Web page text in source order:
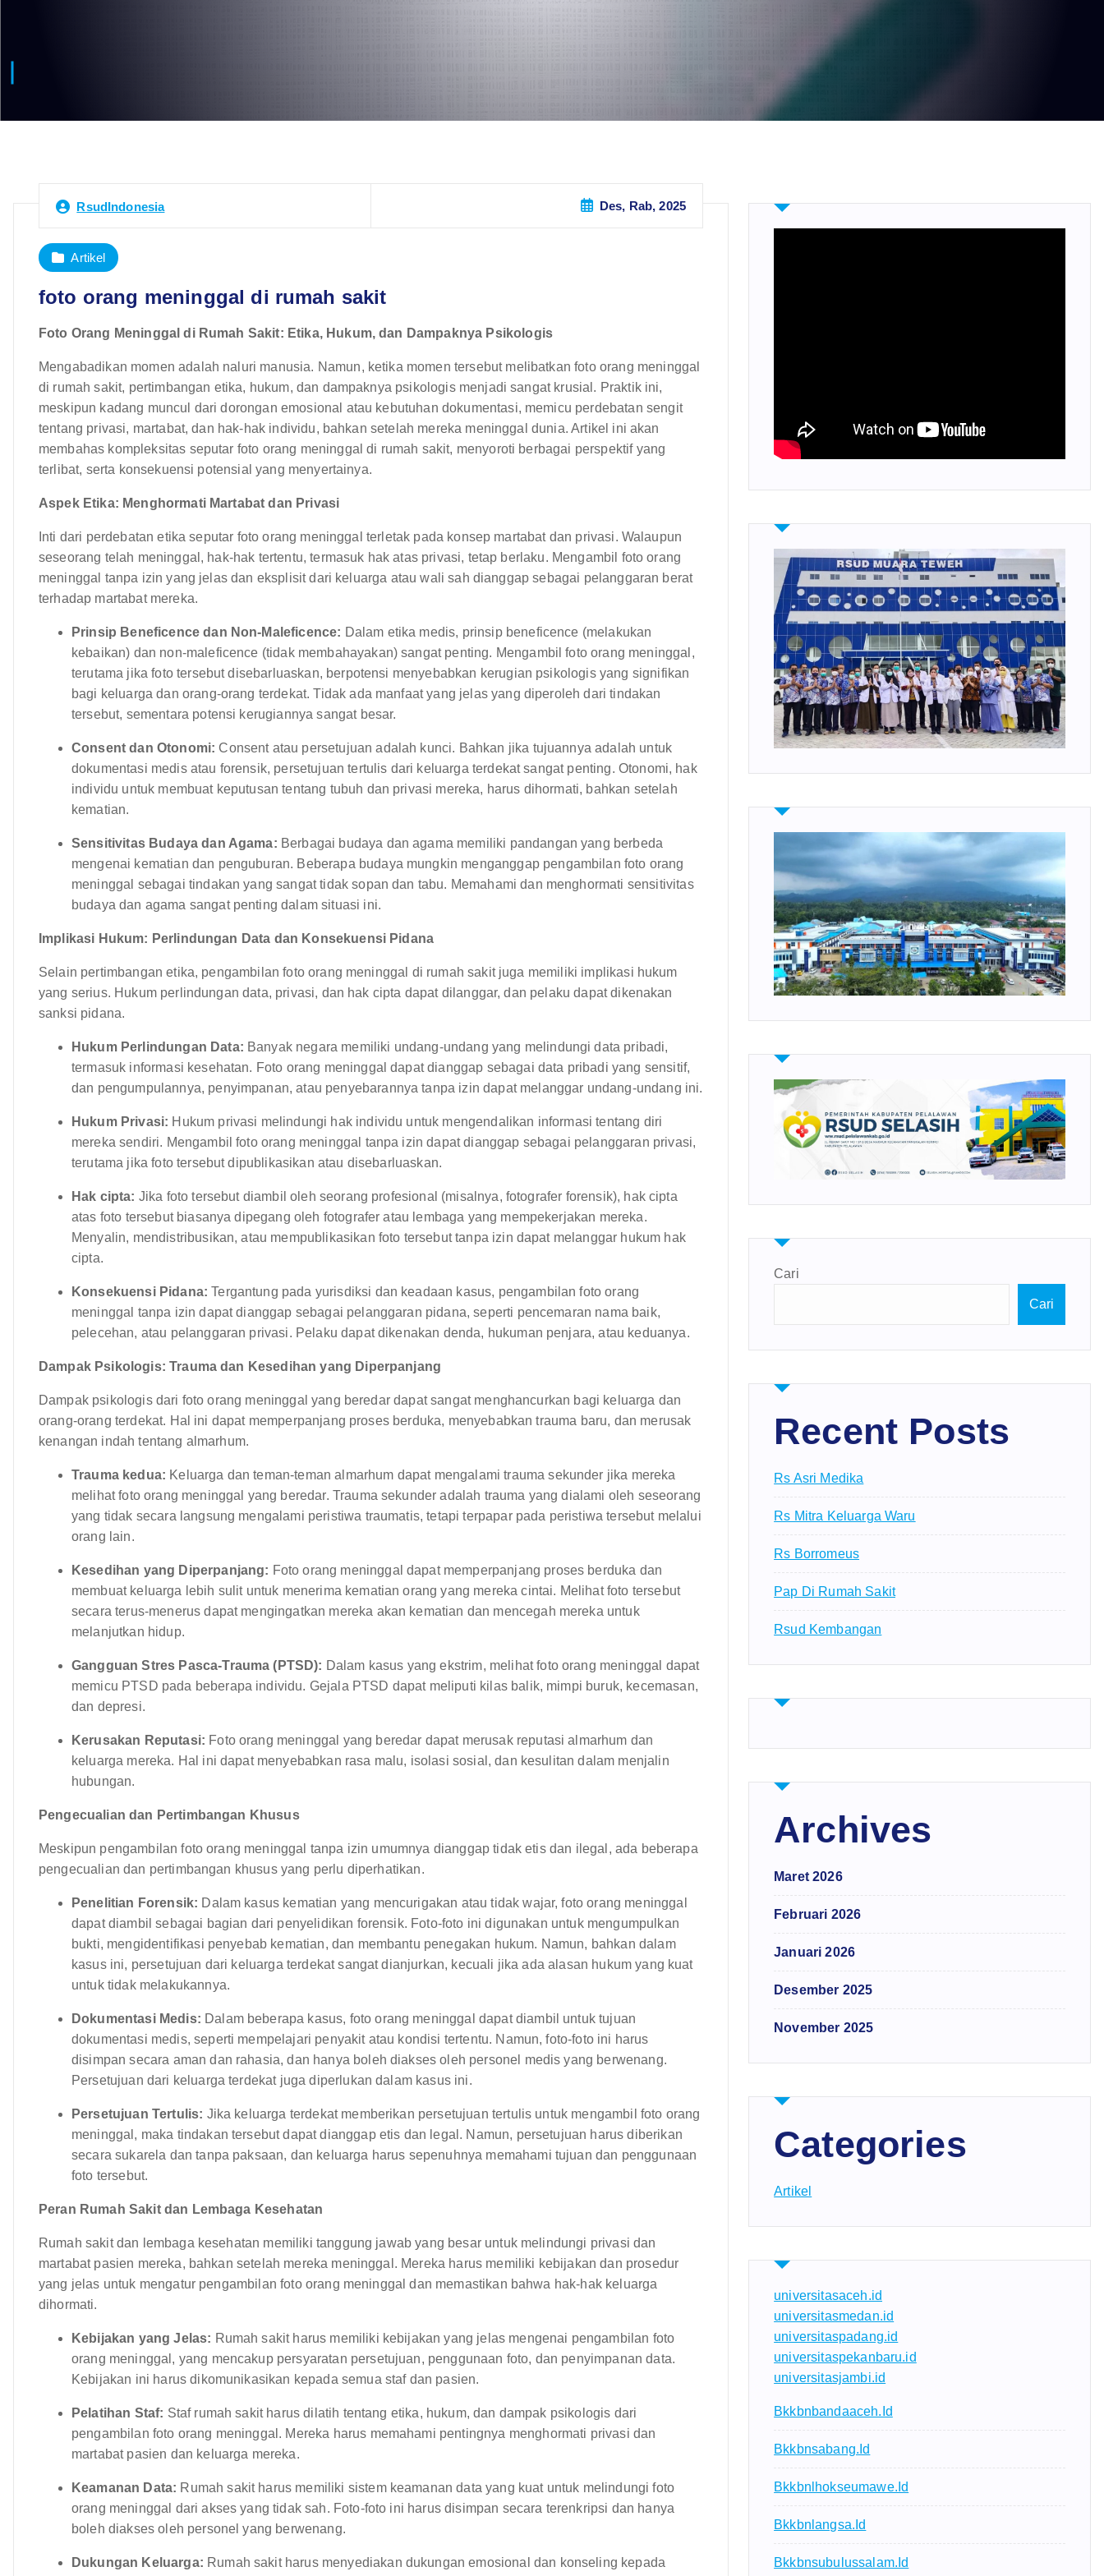
RsudIndonesia Des, Rab, 2025
Artikel
foto orang meninggal di rumah sakit
Foto Orang Meninggal di Rumah Sakit: Etika, Hukum, dan Dampaknya Psikologis
Mengabadikan momen adalah naluri manusia. Namun, ketika momen tersebut melibatkan foto orang meninggal
di rumah sakit, pertimbangan etika, hukum, dan dampaknya psikologis menjadi sangat krusial. Praktik ini,
meskipun kadang muncul dari dorongan emosional atau kebutuhan dokumentasi, memicu perdebatan sengit
tentang privasi, martabat, dan hak-hak individu, bahkan setelah mereka meninggal dunia. Artikel ini akan
membahas kompleksitas seputar foto orang meninggal di rumah sakit, menyoroti berbagai perspektif yang
terlibat, serta konsekuensi potensial yang menyertainya.
Aspek Etika: Menghormati Martabat dan Privasi
Inti dari perdebatan etika seputar foto orang meninggal terletak pada konsep martabat dan privasi. Walaupun
seseorang telah meninggal, hak-hak tertentu, termasuk hak atas privasi, tetap berlaku. Mengambil foto orang
meninggal tanpa izin yang jelas dan eksplisit dari keluarga atau wali sah dianggap sebagai pelanggaran berat
terhadap martabat mereka.
Prinsip Beneficence dan Non-Maleficence: Dalam etika medis, prinsip beneficence (melakukan
kebaikan) dan non-maleficence (tidak membahayakan) sangat penting. Mengambil foto orang meninggal,
terutama jika foto tersebut disebarluaskan, berpotensi menyebabkan kerugian psikologis yang signifikan
bagi keluarga dan orang-orang terdekat. Tidak ada manfaat yang jelas yang diperoleh dari tindakan
tersebut, sementara potensi kerugiannya sangat besar.
Consent dan Otonomi: Consent atau persetujuan adalah kunci. Bahkan jika tujuannya adalah untuk
dokumentasi medis atau forensik, persetujuan tertulis dari keluarga terdekat sangat penting. Otonomi, hak
individu untuk membuat keputusan tentang tubuh dan privasi mereka, harus dihormati, bahkan setelah
kematian.
Sensitivitas Budaya dan Agama: Berbagai budaya dan agama memiliki pandangan yang berbeda
mengenai kematian dan penguburan. Beberapa budaya mungkin menganggap pengambilan foto orang
meninggal sebagai tindakan yang sangat tidak sopan dan tabu. Memahami dan menghormati sensitivitas
budaya dan agama sangat penting dalam situasi ini.
Implikasi Hukum: Perlindungan Data dan Konsekuensi Pidana
Selain pertimbangan etika, pengambilan foto orang meninggal di rumah sakit juga memiliki implikasi hukum
yang serius. Hukum perlindungan data, privasi, dan hak cipta dapat dilanggar, dan pelaku dapat dikenakan
sanksi pidana.
Hukum Perlindungan Data: Banyak negara memiliki undang-undang yang melindungi data pribadi,
termasuk informasi kesehatan. Foto orang meninggal dapat dianggap sebagai data pribadi yang sensitif,
dan pengumpulannya, penyimpanan, atau penyebarannya tanpa izin dapat melanggar undang-undang ini.
Hukum Privasi: Hukum privasi melindungi hak individu untuk mengendalikan informasi tentang diri
mereka sendiri. Mengambil foto orang meninggal tanpa izin dapat dianggap sebagai pelanggaran privasi,
terutama jika foto tersebut dipublikasikan atau disebarluaskan.
Hak cipta: Jika foto tersebut diambil oleh seorang profesional (misalnya, fotografer forensik), hak cipta
atas foto tersebut biasanya dipegang oleh fotografer atau lembaga yang mempekerjakan mereka.
Menyalin, mendistribusikan, atau mempublikasikan foto tersebut tanpa izin dapat melanggar hukum hak
cipta.
Konsekuensi Pidana: Tergantung pada yurisdiksi dan keadaan kasus, pengambilan foto orang
meninggal tanpa izin dapat dianggap sebagai pelanggaran pidana, seperti pencemaran nama baik,
pelecehan, atau pelanggaran privasi. Pelaku dapat dikenakan denda, hukuman penjara, atau keduanya.
Dampak Psikologis: Trauma dan Kesedihan yang Diperpanjang
Dampak psikologis dari foto orang meninggal yang beredar dapat sangat menghancurkan bagi keluarga dan
orang-orang terdekat. Hal ini dapat memperpanjang proses berduka, menyebabkan trauma baru, dan merusak
kenangan indah tentang almarhum.
Trauma kedua: Keluarga dan teman-teman almarhum dapat mengalami trauma sekunder jika mereka
melihat foto orang meninggal yang beredar. Trauma sekunder adalah trauma yang dialami oleh seseorang
yang tidak secara langsung mengalami peristiwa traumatis, tetapi terpapar pada peristiwa tersebut melalui
orang lain.
Kesedihan yang Diperpanjang: Foto orang meninggal dapat memperpanjang proses berduka dan
membuat keluarga lebih sulit untuk menerima kematian orang yang mereka cintai. Melihat foto tersebut
secara terus-menerus dapat mengingatkan mereka akan kematian dan mencegah mereka untuk
melanjutkan hidup.
Gangguan Stres Pasca-Trauma (PTSD): Dalam kasus yang ekstrim, melihat foto orang meninggal dapat
memicu PTSD pada beberapa individu. Gejala PTSD dapat meliputi kilas balik, mimpi buruk, kecemasan,
dan depresi.
Kerusakan Reputasi: Foto orang meninggal yang beredar dapat merusak reputasi almarhum dan
keluarga mereka. Hal ini dapat menyebabkan rasa malu, isolasi sosial, dan kesulitan dalam menjalin
hubungan.
Pengecualian dan Pertimbangan Khusus
Meskipun pengambilan foto orang meninggal tanpa izin umumnya dianggap tidak etis dan ilegal, ada beberapa
pengecualian dan pertimbangan khusus yang perlu diperhatikan.
Penelitian Forensik: Dalam kasus kematian yang mencurigakan atau tidak wajar, foto orang meninggal
dapat diambil sebagai bagian dari penyelidikan forensik. Foto-foto ini digunakan untuk mengumpulkan
bukti, mengidentifikasi penyebab kematian, dan membantu penegakan hukum. Namun, bahkan dalam
kasus ini, persetujuan dari keluarga terdekat sangat dianjurkan, kecuali jika ada alasan hukum yang kuat
untuk tidak melakukannya.
Dokumentasi Medis: Dalam beberapa kasus, foto orang meninggal dapat diambil untuk tujuan
dokumentasi medis, seperti mempelajari penyakit atau kondisi tertentu. Namun, foto-foto ini harus
disimpan secara aman dan rahasia, dan hanya boleh diakses oleh personel medis yang berwenang.
Persetujuan dari keluarga terdekat juga diperlukan dalam kasus ini.
Persetujuan Tertulis: Jika keluarga terdekat memberikan persetujuan tertulis untuk mengambil foto orang
meninggal, maka tindakan tersebut dapat dianggap etis dan legal. Namun, persetujuan harus diberikan
secara sukarela dan tanpa paksaan, dan keluarga harus sepenuhnya memahami tujuan dan penggunaan
foto tersebut.
Peran Rumah Sakit dan Lembaga Kesehatan
Rumah sakit dan lembaga kesehatan memiliki tanggung jawab yang besar untuk melindungi privasi dan
martabat pasien mereka, bahkan setelah mereka meninggal. Mereka harus memiliki kebijakan dan prosedur
yang jelas untuk mengatur pengambilan foto orang meninggal dan memastikan bahwa hak-hak keluarga
dihormati.
Kebijakan yang Jelas: Rumah sakit harus memiliki kebijakan yang jelas mengenai pengambilan foto
orang meninggal, yang mencakup persyaratan persetujuan, penggunaan foto, dan penyimpanan data.
Kebijakan ini harus dikomunikasikan kepada semua staf dan pasien.
Pelatihan Staf: Staf rumah sakit harus dilatih tentang etika, hukum, dan dampak psikologis dari
pengambilan foto orang meninggal. Mereka harus memahami pentingnya menghormati privasi dan
martabat pasien dan keluarga mereka.
Keamanan Data: Rumah sakit harus memiliki sistem keamanan data yang kuat untuk melindungi foto
orang meninggal dari akses yang tidak sah. Foto-foto ini harus disimpan secara terenkripsi dan hanya
boleh diakses oleh personel yang berwenang.
Dukungan Keluarga: Rumah sakit harus menyediakan dukungan emosional dan konseling kepada
Cari
Cari
Recent Posts
Rs Asri Medika
Rs Mitra Keluarga Waru
Rs Borromeus
Pap Di Rumah Sakit
Rsud Kembangan
Archives
Maret 2026
Februari 2026
Januari 2026
Desember 2025
November 2025
Categories
Artikel
universitasaceh.id
universitasmedan.id
universitaspadang.id
universitaspekanbaru.id
universitasjambi.id
Bkkbnbandaaceh.id
Bkkbnsabang.id
Bkkbnlhokseumawe.id
Bkkbnlangsa.id
Bkkbnsubulussalam.id